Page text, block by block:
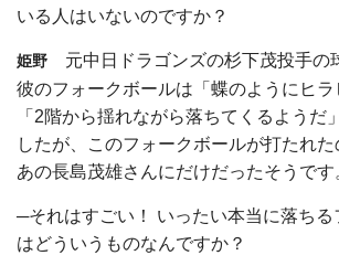
いる人はいないのですか？
姫野 元中日ドラゴンズの杉下茂投手の
彼のフォークボールは「蝶のようにヒラ
「2階から揺れながら落ちてくるようだ
したが、このフォークボールが打たれた
あの長島茂雄さんにだけだったそうです
─それはすごい！ いったい本当に落ちる
はどういうものなんですか？